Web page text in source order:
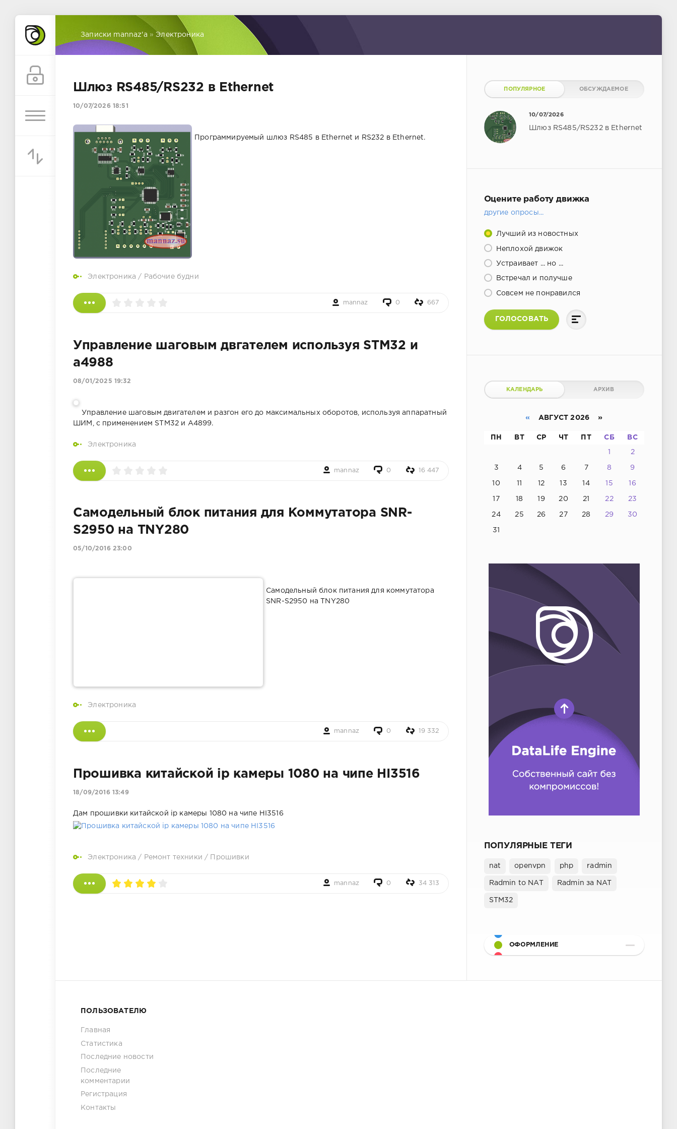
Записки mannaz'a »Электроника
Шлюз RS485/RS232 в Ethernet
10/07/2026 18:51
Программируемый шлюз RS485 в Ethernet и RS232 в Ethernet.
Электроника / Рабочие будни
mannaz 0 667
Управление шаговым двгателем используя STM32 и
a4988
08/01/2025 19:32
Управление шаговым двигателем и разгон его до максимальных оборотов, используя аппаратный
ШИМ, с применением STM32 и A4899.
Электроника
mannaz 0 16 447
Самодельный блок питания для Коммутатора SNR-
S2950 на TNY280
05/10/2016 23:00
Самодельный блок питания для коммутатора
SNR-S2950 на TNY280
Электроника
mannaz 0 19 332
Прошивка китайской ip камеры 1080 на чипе HI3516
18/09/2016 13:49
Дам прошивки китайской ip камеры 1080 на чипе HI3516
Электроника / Ремонт техники / Прошивки
mannaz 0 34 313
ПОПУЛЯРНОЕ ОБСУЖДАЕМОЕ
10/07/2026
Шлюз RS485/RS232 в Ethernet
Оцените работу движка
другие опросы...
Лучший из новостных
Неплохой движок
Устраивает ... но ...
Встречал и получше
Совсем не понравился
ГОЛОСОВАТЬ
КАЛЕНДАРЬ АРХИВ
« АВГУСТ 2026 »
ПН ВТ СР ЧТ ПТ СБ ВС
1 2
3 4 5 6 7 8 9
10 11 12 13 14 15 16
17 18 19 20 21 22 23
24 25 26 27 28 29 30
31
ПОПУЛЯРНЫЕ ТЕГИ
nat openvpn php radmin
Radmin to NAT Radmin за NAT
STM32
ОФОРМЛЕНИЕ
ПОЛЬЗОВАТЕЛЮ
Главная
Статистика
Последние новости
Последние
комментарии
Регистрация
Контакты